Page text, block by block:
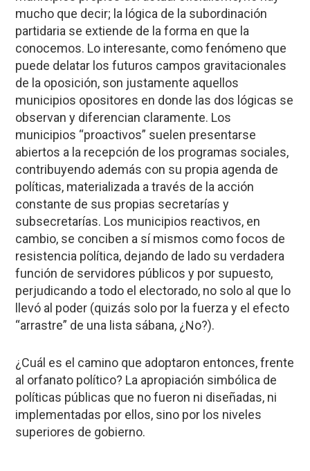
mucho que decir; la lógica de la subordinación
partidaria se extiende de la forma en que la
conocemos. Lo interesante, como fenómeno que
puede delatar los futuros campos gravitacionales
de la oposición, son justamente aquellos
municipios opositores en donde las dos lógicas se
observan y diferencian claramente. Los
municipios “proactivos” suelen presentarse
abiertos a la recepción de los programas sociales,
contribuyendo además con su propia agenda de
políticas, materializada a través de la acción
constante de sus propias secretarías y
subsecretarías. Los municipios reactivos, en
cambio, se conciben a sí mismos como focos de
resistencia política, dejando de lado su verdadera
función de servidores públicos y por supuesto,
perjudicando a todo el electorado, no solo al que lo
llevó al poder (quizás solo por la fuerza y el efecto
“arrastre” de una lista sábana, ¿No?).
¿Cuál es el camino que adoptaron entonces, frente
al orfanato político? La apropiación simbólica de
políticas públicas que no fueron ni diseñadas, ni
implementadas por ellos, sino por los niveles
superiores de gobierno.